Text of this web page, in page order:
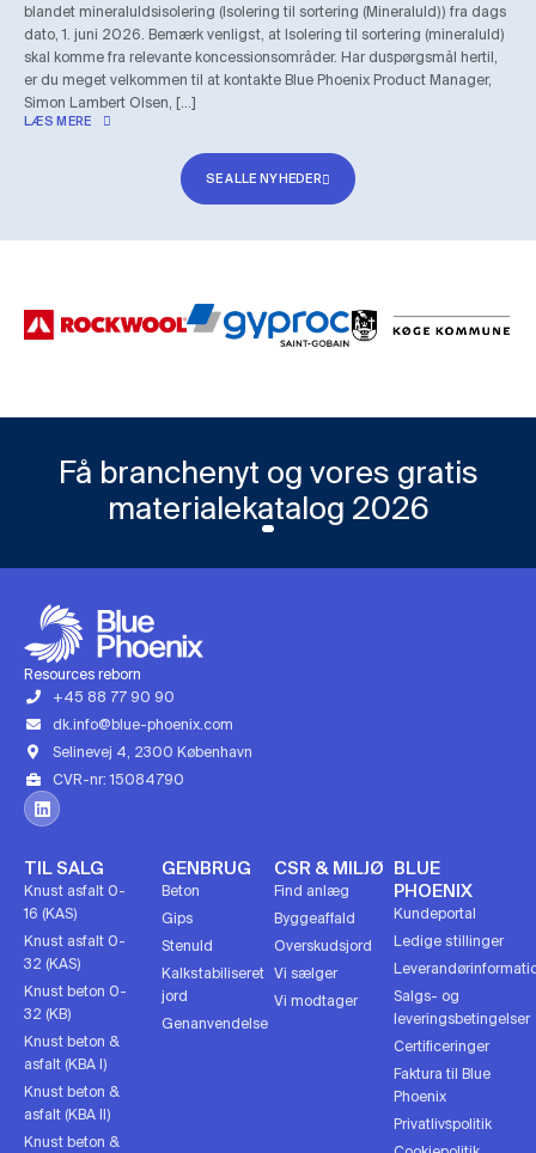
blandet mineraluldsisolering (Isolering til sortering (Mineraluld)) fra dags
dato, 1. juni 2026. Bemærk venligst, at Isolering til sortering (mineraluld)
skal komme fra relevante koncessionsområder. Har duspørgsmål hertil,
er du meget velkommen til at kontakte Blue Phoenix Product Manager,
Simon Lambert Olsen, […]
LÆS MERE
SE ALLE NYHEDER
Få branchenyt og vores gratis
materialekatalog 2026
Resources reborn
+45 88 77 90 90
dk.info@blue-phoenix.com
Selinevej 4, 2300 København
CVR-nr: 15084790
TIL SALG
Knust asfalt 0-
16 (KAS)
Knust asfalt 0-
32 (KAS)
Knust beton 0-
32 (KB)
Knust beton &
asfalt (KBA I)
Knust beton &
asfalt (KBA II)
Knust beton &
GENBRUG
Beton
Gips
Stenuld
Kalkstabiliseret
jord
Genanvendelse
CSR & MILJØ
Find anlæg
Byggeaffald
Overskudsjord
Vi sælger
Vi modtager
BLUE
PHOENIX
Kundeportal
Ledige stillinger
Salgs- og
leveringsbetingelser
Certificeringer
Faktura til Blue
Phoenix
Privatlivspolitik